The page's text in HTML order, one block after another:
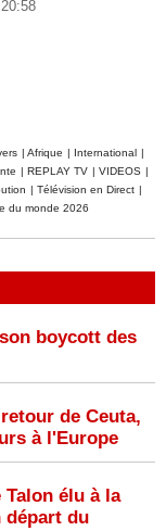
| Afrique | International |
| REPLAY TV | VIDEOS |
| Télévision en Direct |
du monde 2026
boycott des
de Ceuta,
à l'Europe
élu à la
départ du